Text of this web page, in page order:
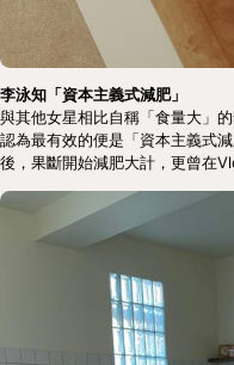
李泳知「資本主義式減肥」
與其他女星相比自稱「食量大」
認為最有效的便是「資本主義式
後，果斷開始減肥大計，更曾在